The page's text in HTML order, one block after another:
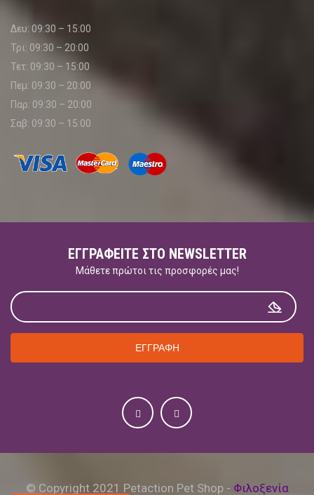
Δευ: 09:30 – 15:00
Τρι: 09:30 – 20:00
Τετ: 09:30 – 15:00
Πεμ: 09:30 – 20:00
Παρ: 09:30 – 20:00
Σαβ: 09:30 – 15:00
ΕΓΓΡΑΦΕΊΤΕ ΣΤΟ NEWSLETTER
Μάθετε πρώτοι τις προσφορές μας!
ΕΓΓΡΑΦΗ
© Copyright 2021 Petaction Pet Shop - Φιλοξενία